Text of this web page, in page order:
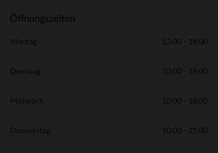
Öffnungszeiten
Montag 13:00 - 18:00
Dienstag 10:00 - 18:00
Mittwoch 10:00 - 18:00
Donnerstag 10:00 - 21:00